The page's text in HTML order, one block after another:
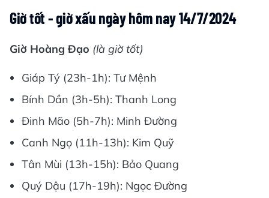
Giờ tốt - giờ xấu ngày hôm nay 14/7/2024
Giờ Hoàng Đạo (là giờ tốt)
Giáp Tý (23h-1h): Tư Mệnh
Bính Dần (3h-5h): Thanh Long
Đinh Mão (5h-7h): Minh Đường
Canh Ngọ (11h-13h): Kim Quỹ
Tân Mùi (13h-15h): Bảo Quang
Quý Dậu (17h-19h): Ngọc Đường